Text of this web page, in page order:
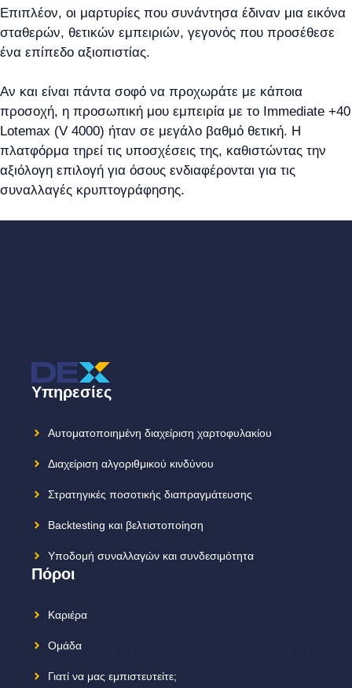
Επιπλέον, οι μαρτυρίες που συνάντησα έδιναν μια εικόνα
σταθερών, θετικών εμπειριών, γεγονός που προσέθεσε
ένα επίπεδο αξιοπιστίας.
Αν και είναι πάντα σοφό να προχωράτε με κάποια
προσοχή, η προσωπική μου εμπειρία με το Immediate +40
Lotemax (V 4000) ήταν σε μεγάλο βαθμό θετική. Η
πλατφόρμα τηρεί τις υποσχέσεις της, καθιστώντας την
αξιόλογη επιλογή για όσους ενδιαφέρονται για τις
συναλλαγές κρυπτογράφησης.
Υπηρεσίες
Αυτοματοποιημένη διαχείριση χαρτοφυλακίου
Διαχείριση αλγοριθμικού κινδύνου
Στρατηγικές ποσοτικής διαπραγμάτευσης
Backtesting και βελτιστοποίηση
Υποδομή συναλλαγών και συνδεσιμότητα
Πόροι
Καριέρα
Ομάδα
Γιατί να μας εμπιστευτείτε;